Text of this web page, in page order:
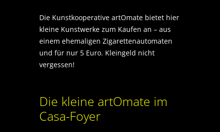
Die Kunstkooperative artOmate bietet hier
kleine Kunstwerke zum Kaufen an – aus
einem ehemaligen Zigarettenautomaten
und für nur 5 Euro. Kleingeld nicht
vergessen!
Die kleine artOmate im
Casa-Foyer